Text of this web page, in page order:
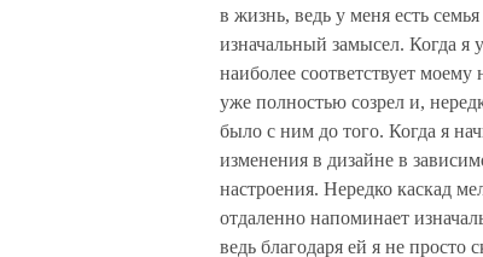
в жизнь, ведь у меня есть
изначальный замысел. Когда
наиболее соответствует
уже полностью созрел и,
было с ним до того. Когда я
изменения в дизайне в
настроения. Нередко каскад
отдаленно напоминает
ведь благодаря ей я не просто